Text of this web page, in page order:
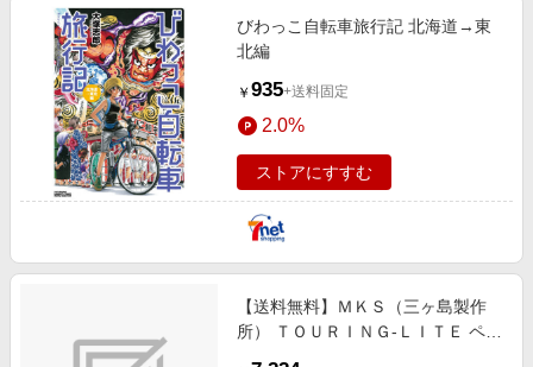
びわっこ自転車旅行記 北海道→東
北編
￥ 935+送料固定
2.0%
ストアにすすむ
【送料無料】ＭＫＳ（三ヶ島製作
所） ＴＯＵＲＩＮＧ-ＬＩＴＥ ペダ